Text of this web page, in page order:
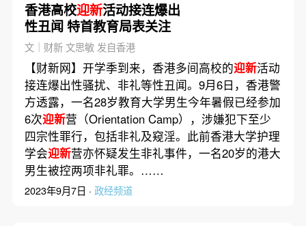
香港高校迎新活动接连爆出
性丑闻 特首教育局表关注
文｜财新 文思敏 发自香港
【财新网】开学季到来，香港多间高校的迎新活动
接连爆出性骚扰、非礼等性丑闻。9月6日，香港警
方透露，一名28岁教育大学男生今年暑假已经参加
6次迎新营（Orientation Camp），涉嫌犯下至少
四宗性罪行，包括非礼及窥淫。此前香港大学护理
学会迎新营亦怀疑发生非礼事件，一名20岁的港大
男生被控两项非礼罪。……
2023年9月7日 · 政经频道